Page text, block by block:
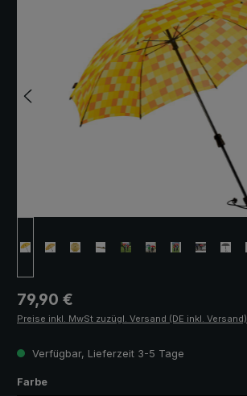
Regulärer Preis:
79,90 €
Preise inkl. MwSt zuzügl. Versand (DE inkl. Versand)
Verfügbar, Lieferzeit 3-5 Tage
Farbeauswählen